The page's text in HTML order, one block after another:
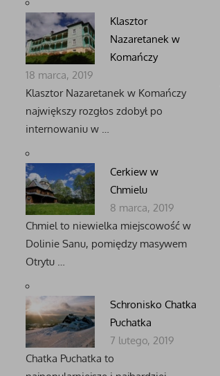
Klasztor
Nazaretanek w
Komańczy
18 marca, 2019
Klasztor Nazaretanek w Komańczy
największy rozgłos zdobył po
internowaniu w …
Cerkiew w
Chmielu
8 marca, 2019
Chmiel to niewielka miejscowość w
Dolinie Sanu, pomiędzy masywem
Otrytu …
Schronisko Chatka
Puchatka
7 lutego, 2019
Chatka Puchatka to